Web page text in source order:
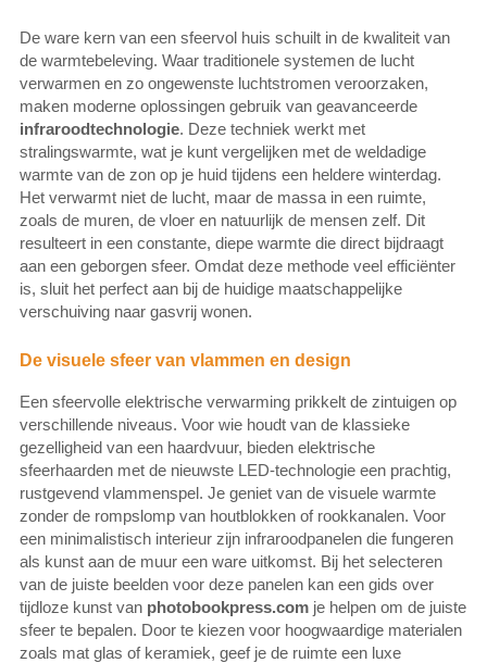
De ware kern van een sfeervol huis schuilt in de kwaliteit van
de warmtebeleving. Waar traditionele systemen de lucht
verwarmen en zo ongewenste luchtstromen veroorzaken,
maken moderne oplossingen gebruik van geavanceerde
infraroodtechnologie. Deze techniek werkt met
stralingswarmte, wat je kunt vergelijken met de weldadige
warmte van de zon op je huid tijdens een heldere winterdag.
Het verwarmt niet de lucht, maar de massa in een ruimte,
zoals de muren, de vloer en natuurlijk de mensen zelf. Dit
resulteert in een constante, diepe warmte die direct bijdraagt
aan een geborgen sfeer. Omdat deze methode veel efficiënter
is, sluit het perfect aan bij de huidige maatschappelijke
verschuiving naar gasvrij wonen.
De visuele sfeer van vlammen en design
Een sfeervolle elektrische verwarming prikkelt de zintuigen op
verschillende niveaus. Voor wie houdt van de klassieke
gezelligheid van een haardvuur, bieden elektrische
sfeerhaarden met de nieuwste LED-technologie een prachtig,
rustgevend vlammenspel. Je geniet van de visuele warmte
zonder de rompslomp van houtblokken of rookkanalen. Voor
een minimalistisch interieur zijn infraroodpanelen die fungeren
als kunst aan de muur een ware uitkomst. Bij het selecteren
van de juiste beelden voor deze panelen kan een gids over
tijdloze kunst van photobookpress.com je helpen om de juiste
sfeer te bepalen. Door te kiezen voor hoogwaardige materialen
zoals mat glas of keramiek, geef je de ruimte een luxe